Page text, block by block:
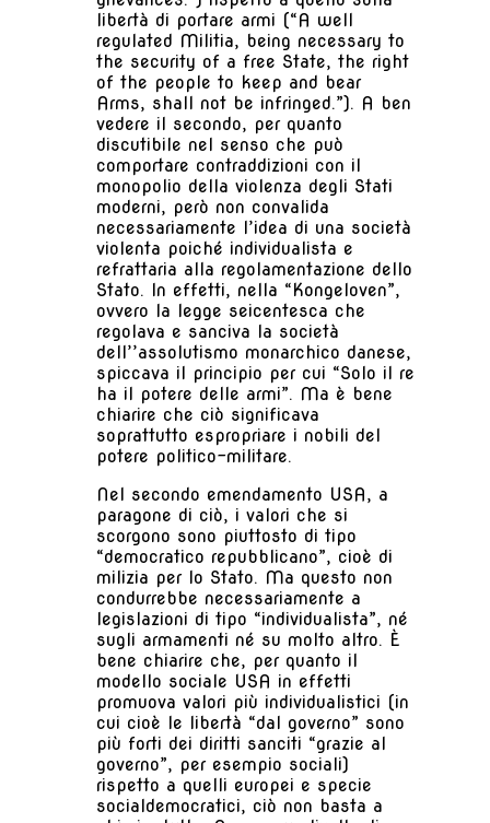
libertà di portare armi (“A well
regulated Militia, being necessary to
the security of a free State, the right
of the people to keep and bear
Arms, shall not be infringed.”). A ben
vedere il secondo, per quanto
discutibile nel senso che può
comportare contraddizioni con il
monopolio della violenza degli Stati
moderni, però non convalida
necessariamente l’idea di una società
violenta poiché individualista e
refrattaria alla regolamentazione dello
Stato. In effetti, nella “Kongeloven”,
ovvero la legge seicentesca che
regolava e sanciva la società
dell’’assolutismo monarchico danese,
spiccava il principio per cui “Solo il re
ha il potere delle armi”. Ma è bene
chiarire che ciò significava
soprattutto espropriare i nobili del
potere politico-militare.
Nel secondo emendamento USA, a
paragone di ciò, i valori che si
scorgono sono piuttosto di tipo
“democratico repubblicano”, cioè di
milizia per lo Stato. Ma questo non
condurrebbe necessariamente a
legislazioni di tipo “individualista”, né
sugli armamenti né su molto altro. È
bene chiarire che, per quanto il
modello sociale USA in effetti
promuova valori più individualistici (in
cui cioè le libertà “dal governo” sono
più forti dei diritti sanciti “grazie al
governo”, per esempio sociali)
rispetto a quelli europei e specie
socialdemocratici, ciò non basta a